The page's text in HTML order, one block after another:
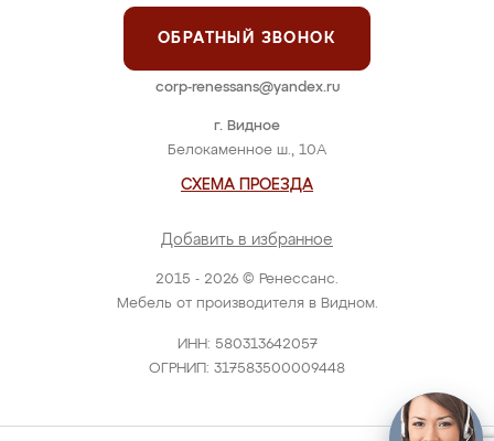
2015 - 2026 © Ренессанс.
Мебель от производителя в Видном.
ИНН: 580313642057
ОГРНИП: 317583500009448
г. Видное
Белокаменное ш., 10А
СХЕМА ПРОЕЗДА
Добавить в избранное
ОБРАТНЫЙ ЗВОНОК
corp-renessans@yandex.ru